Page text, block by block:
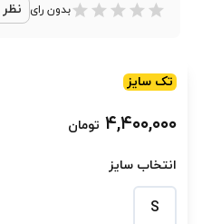
بدون رای
تک سایز
۴,۴۰۰,۰۰۰ تومان
انتخاب سایز
S